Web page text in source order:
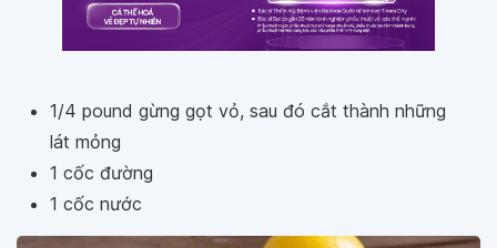
1/4 pound gừng gọt vỏ, sau đó cắt thành những
lát mỏng
1 cốc đường
1 cốc nước